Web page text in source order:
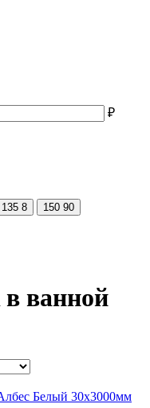
₽
135 8 150 90
ванной